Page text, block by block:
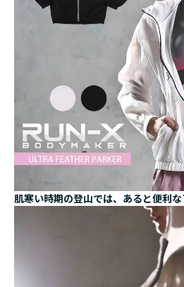
肌寒い時期の登山では、あると便利な